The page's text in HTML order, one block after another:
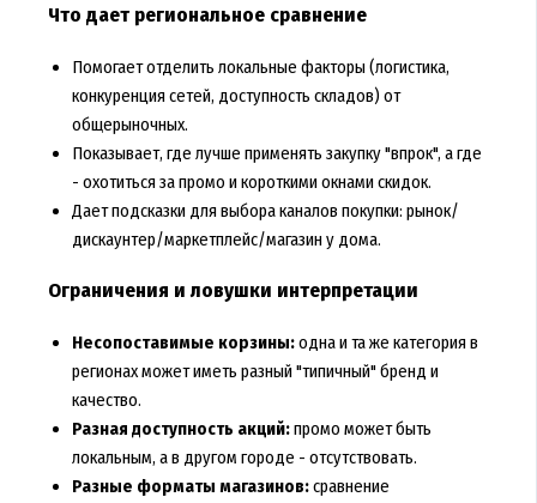
Что дает региональное сравнение
Помогает отделить локальные факторы (логистика,
конкуренция сетей, доступность складов) от
общерыночных.
Показывает, где лучше применять закупку "впрок", а где
- охотиться за промо и короткими окнами скидок.
Дает подсказки для выбора каналов покупки: рынок/
дискаунтер/маркетплейс/магазин у дома.
Ограничения и ловушки интерпретации
Несопоставимые корзины:одна и та же категория в
регионах может иметь разный "типичный" бренд и
качество.
Разная доступность акций:промо может быть
локальным, а в другом городе - отсутствовать.
Разные форматы магазинов:сравнение